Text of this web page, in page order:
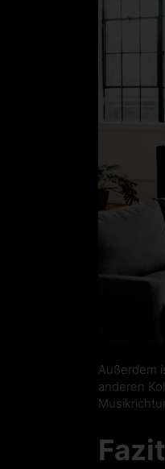
Außerdem
anderen
Fazit